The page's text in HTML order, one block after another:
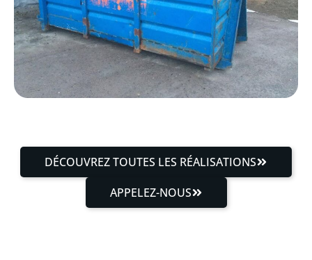
DÉCOUVREZ TOUTES LES RÉALISATIONS
APPELEZ-NOUS